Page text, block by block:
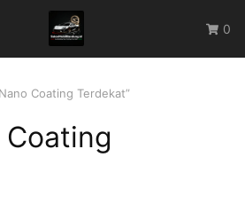
0
Coating Terdekat”
Coating